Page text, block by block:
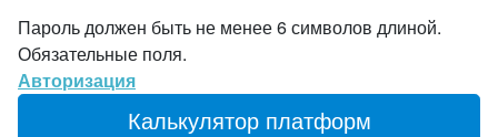
Пароль должен быть не менее 6 символов длиной.
Обязательные поля.
Авторизация
Калькулятор платформ